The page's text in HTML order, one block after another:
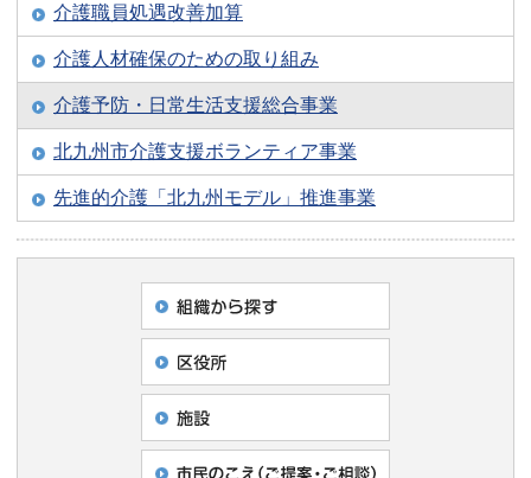
介護職員処遇改善加算
介護人材確保のための取り組み
介護予防・日常生活支援総合事業
北九州市介護支援ボランティア事業
先進的介護「北九州モデル」推進事業